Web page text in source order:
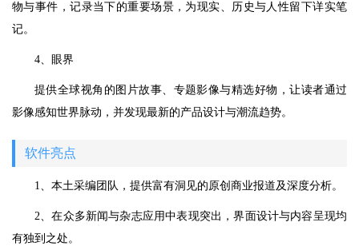
物与事件，记录当下的重要场景，为现实、历史与人性留下详实笔
记。
4、眼界
提供全球视角的图片故事、专题影像与精选好物，让读者通过
影像感知世界脉动，并发现最新的产品设计与潮流趋势。
软件亮点
1、本土采编团队，提供富有洞见的原创商业报道及深度分析。
2、在众多新闻与杂志应用中表现突出，界面设计与内容呈现均
有独到之处。